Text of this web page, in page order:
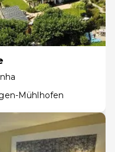
Mühlhofen